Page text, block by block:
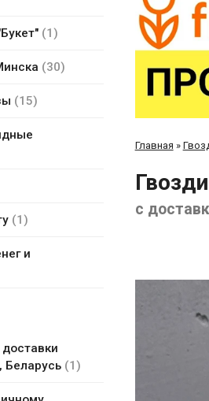
1
30
15
1
и
Беларусь
1
Главная »
с